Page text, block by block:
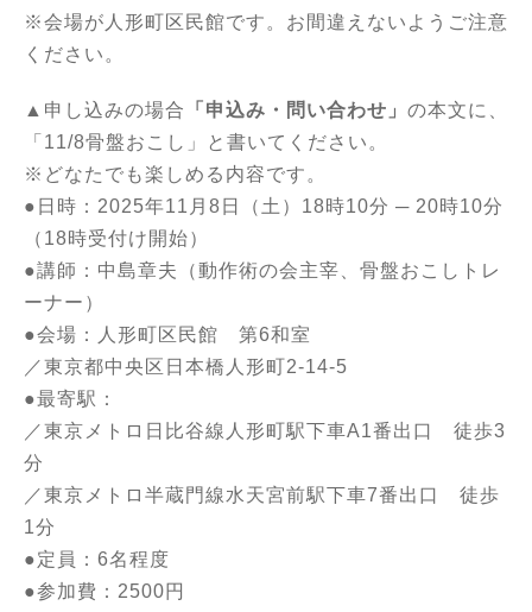
※会場が人形町区民館です。お間違えないようご注意
ください。
▲申し込みの場合 「申込み・問い合わせ」 の本文に、
「11/8骨盤おこし」と書いてください。
※どなたでも楽しめる内容です。
●日時：2025年11月8日（土）18時10分 ─ 20時10分
（18時受付け開始）
●講師：中島章夫（動作術の会主宰、骨盤おこしトレ
ーナー）
●会場：人形町区民館 第6和室
／東京都中央区日本橋人形町2-14-5
●最寄駅：
／東京メトロ日比谷線人形町駅下車A1番出口 徒歩3
分
／東京メトロ半蔵門線水天宮前駅下車7番出口 徒歩
1分
●定員：6名程度
●参加費：2500円